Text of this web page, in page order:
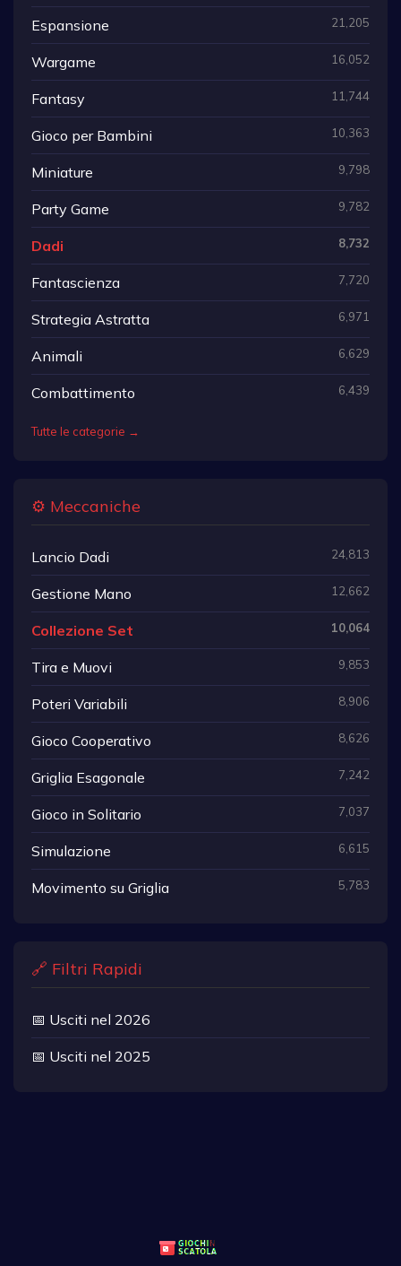
Espansione 21,205
Wargame 16,052
Fantasy 11,744
Gioco per Bambini 10,363
Miniature 9,798
Party Game 9,782
Dadi 8,732
Fantascienza 7,720
Strategia Astratta 6,971
Animali 6,629
Combattimento 6,439
Tutte le categorie →
⚙️ Meccaniche
Lancio Dadi 24,813
Gestione Mano 12,662
Collezione Set 10,064
Tira e Muovi 9,853
Poteri Variabili 8,906
Gioco Cooperativo 8,626
Griglia Esagonale 7,242
Gioco in Solitario 7,037
Simulazione 6,615
Movimento su Griglia 5,783
🔗 Filtri Rapidi
📅 Usciti nel 2026
📅 Usciti nel 2025